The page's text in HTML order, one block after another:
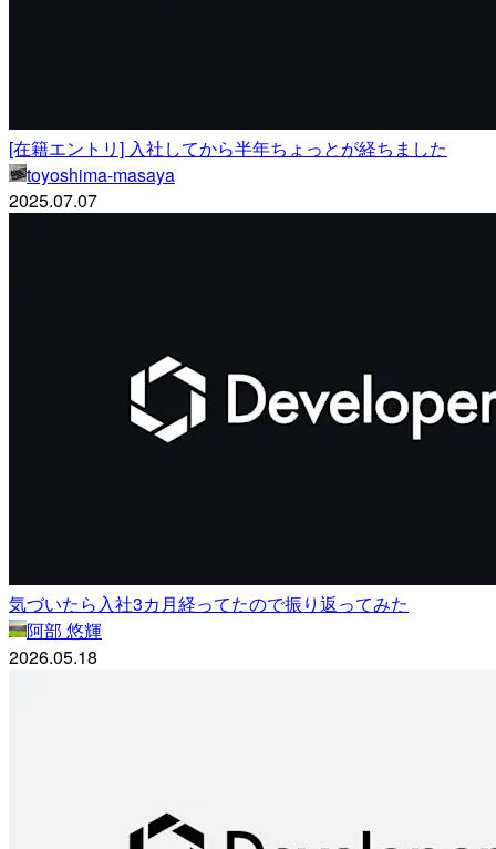
[在籍エントリ] 入社してから半年ちょっとが経ちました
toyoshima-masaya
2025.07.07
気づいたら入社3カ月経ってたので振り返ってみた
阿部 悠輝
2026.05.18